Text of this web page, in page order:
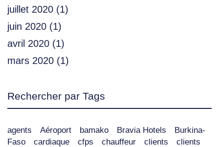
juillet 2020 (1)
juin 2020 (1)
avril 2020 (1)
mars 2020 (1)
Rechercher par Tags
agents Aéroport bamako Bravia Hotels
Burkina-
Faso
cardiaque cfps chauffeur clients
clients